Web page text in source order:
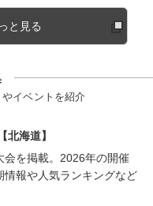
と見る
イベントを紹介
北海道】
会を掲載。2026年の開催
情報や人気ランキングなど